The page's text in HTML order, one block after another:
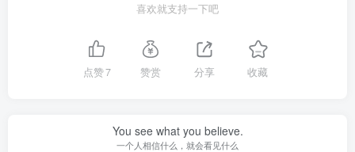
喜欢就支持一下吧
点赞7 赞赏 分享 收藏
You see what you believe.
一个人相信什么，就会看见什么